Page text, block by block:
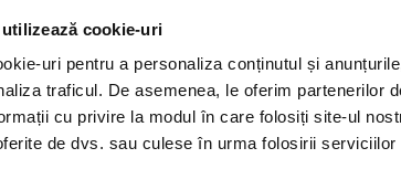
cookie-uri
uri pentru a personaliza conținutul și
traficul. De asemenea, le oferim partenerilor
cu privire la modul în care folosiți site-ul
de dvs. sau culese în urma folosirii serviciilor
12.00-16.00) | E-mail: contact@entertix.ro